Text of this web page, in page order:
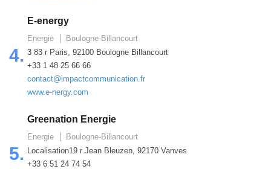
4.
E-energy
Energie
Boulogne-Billancourt
3 83 r Paris, 92100 Boulogne Billancourt
+33 1 48 25 66 66
contact@impactcommunication.fr
www.e-nergy.com
5.
Greenation Energie
Energie
Boulogne-Billancourt
Localisation19 r Jean Bleuzen, 92170 Vanves
+33 6 51 24 74 54